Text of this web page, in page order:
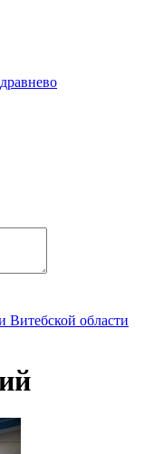
Витебской области